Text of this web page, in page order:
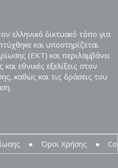
ελληνικό δικτυακό τόπο για
και υποστηρίζεται
(ΕΚΤ) και περιλαμβάνει
εθνικές εξελίξεις στον
καθώς και τις δράσεις του
● Όροι Χρήσης ●